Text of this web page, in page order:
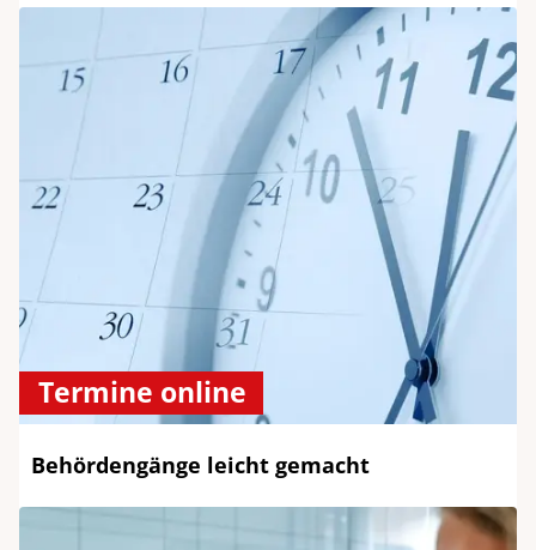
Termine online
Behördengänge leicht gemacht